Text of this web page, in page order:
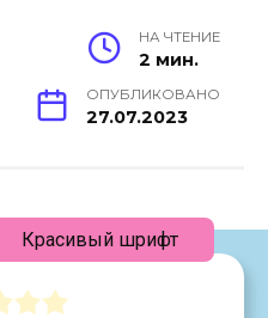
НА ЧТЕНИЕ
2 мин.
ОПУБЛИКОВАНО
27.07.2023
Красивый шрифт